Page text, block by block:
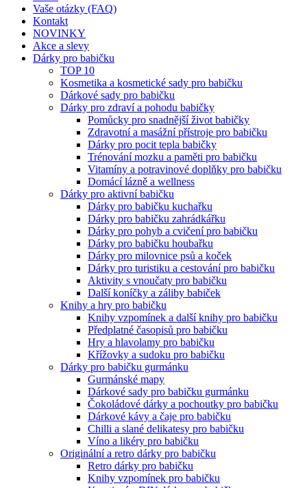
Vaše otázky (FAQ)
Kontakt
NOVINKY
Akce a slevy
Dárky pro babičku
TOP 10
Kosmetika a kosmetické sady pro babičku
Dárkové sady pro babičku
Dárky pro zdraví a pohodu babičky
Pomůcky pro snadnější život babičky
Zdravotní a masážní přístroje pro babičku
Dárky pro pocit tepla babičky
Trénování mozku a paměti pro babičku
Vitamíny a potravinové doplňky pro babičku
Domácí lázně a wellness
Dárky pro aktivní babičku
Dárky pro babičku kuchařku
Dárky pro babičku zahrádkářku
Dárky pro pohyb a cvičení pro babičku
Dárky pro babičku houbařku
Dárky pro milovnice psů a koček
Dárky pro turistiku a cestování pro babičku
Aktivity s vnoučaty pro babičku
Další koníčky a záliby babiček
Knihy a hry pro babičku
Knihy vzpomínek a další knihy pro babičku
Předplatné časopisů pro babičku
Hry a hlavolamy pro babičku
Křížovky a sudoku pro babičku
Dárky pro babičku gurmánku
Gurmánské mapy
Dárkové sady pro babičku gurmánku
Čokoládové dárky a pochoutky pro babičku
Dárkové kávy a čaje pro babičku
Chilli a slané delikatesy pro babičku
Víno a likéry pro babičku
Originální a retro dárky pro babičku
Retro dárky pro babičku
Knihy vzpomínek pro babičku